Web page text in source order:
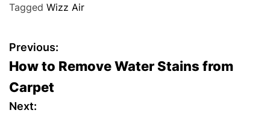
Tagged Wizz Air
P
o
s
Previous:
How to Remove Water Stains from
Carpet
Next: